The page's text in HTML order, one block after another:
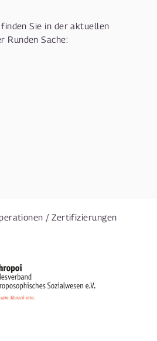
Sie in der aktuellen
Runden Sache:
/ Zertifizierungen